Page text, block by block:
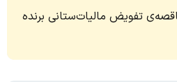
تفویض مالیات‌ستانی برنده